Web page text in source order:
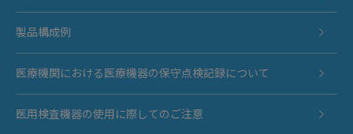
製品構成例
医療機関における医療機器の保守点検記録について
医用検査機器の使用に際してのご注意